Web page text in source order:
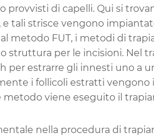
provvisti di capelli. Qui si
e tali strisce vengono
metodo FUT, i metodi di
struttura per le incisioni. Nel
per estrarre gli innesti uno a
i follicoli estratti
viene eseguito il
nella procedura di